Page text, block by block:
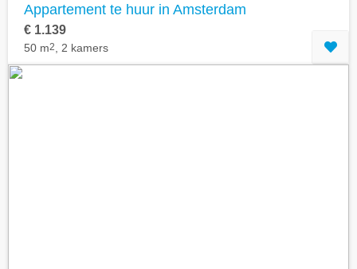
Appartement te huur in Amsterdam
€ 1.139
50 m2 , 2 kamers